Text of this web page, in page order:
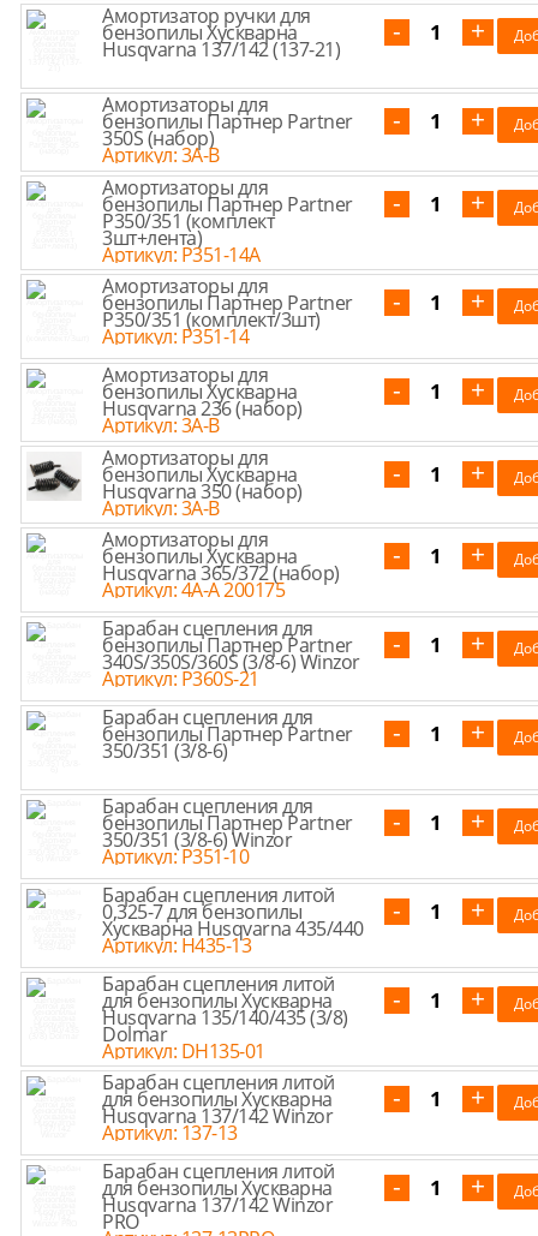
Амортизатор ручки для
бензопилы Хускварна
Husqvarna 137/142 (137-21)
Амортизаторы для
бензопилы Партнер Partner
350S (набор)
Артикул: 3A-B
Амортизаторы для
бензопилы Партнер Partner
P350/351 (комплект
3шт+лента)
Артикул: Р351-14A
Амортизаторы для
бензопилы Партнер Partner
P350/351 (комплект/3шт)
Артикул: P351-14
Амортизаторы для
бензопилы Хускварна
Husqvarna 236 (набор)
Артикул: 3A-B
Амортизаторы для
бензопилы Хускварна
Husqvarna 350 (набор)
Артикул: 3A-B
Амортизаторы для
бензопилы Хускварна
Husqvarna 365/372 (набор)
Артикул: 4A-A 200175
Барабан сцепления для
бензопилы Партнер Partner
340S/350S/360S (3/8-6) Winzor
Артикул: P360S-21
Барабан сцепления для
бензопилы Партнер Partner
350/351 (3/8-6)
Барабан сцепления для
бензопилы Партнер Partner
350/351 (3/8-6) Winzor
Артикул: P351-10
Барабан сцепления литой
0,325-7 для бензопилы
Хускварна Husqvarna 435/440
Артикул: H435-13
Барабан сцепления литой
для бензопилы Хускварна
Husqvarna 135/140/435 (3/8)
Dolmar
Артикул: DH135-01
Барабан сцепления литой
для бензопилы Хускварна
Husqvarna 137/142 Winzor
Артикул: 137-13
Барабан сцепления литой
для бензопилы Хускварна
Husqvarna 137/142 Winzor
PRO